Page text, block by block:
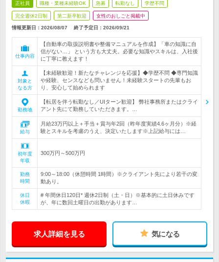
正社員 職種・業種未経験OK 急募 転勤なし 学歴不問
完全週休2日制 第二新卒歓迎 女性のおしごと掲載中
情報更新日：2026/08/07 終了予定日： 2026/09/21
仕事内容
【自動車の取扱説明書や整備マニュアルを作成】「車の知識に自
信がない…」 という方も大丈夫。必要な知識やスキルは、入社後
に丁寧に教えます！
対象と
なる方
【未経験歓迎！新たなチャレンジを応援】◆学歴不問 ◆専門知識
や経験、センスなども問いません！未経験スタートの先輩もお
り、安心して始められます
勤務地
【転居を伴う転勤なし／UIターン歓迎】 弊社事務所またはクライ
アント先にて勤務していただきます。…
給与
月給23万円以上＋手当＋賞与年2回（昨年度実績4.6ヶ月分）※経
験とスキルを考慮のうえ、決定いたします※上記給与には…
初年度
年収
300万円～500万円
勤務
時間
9:00～18:00（休憩時間 1時間）※クライアント先により若干の変
動あり。
休日
休暇
# 年間休日120日* 週休2日制（土・日）※基本的に土日休みです
が、年に数回土曜日の出勤があります…
求人詳細を見る 気になる